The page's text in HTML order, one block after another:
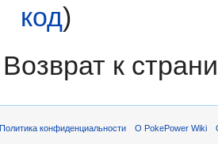
код)
Возврат к
Политика конфиденциальности О PokePower Wiki